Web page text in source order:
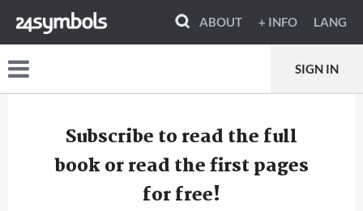
ABOUT + INFO LANG
SIGN IN
Subscribe to read the full
book or read the first pages
for free!